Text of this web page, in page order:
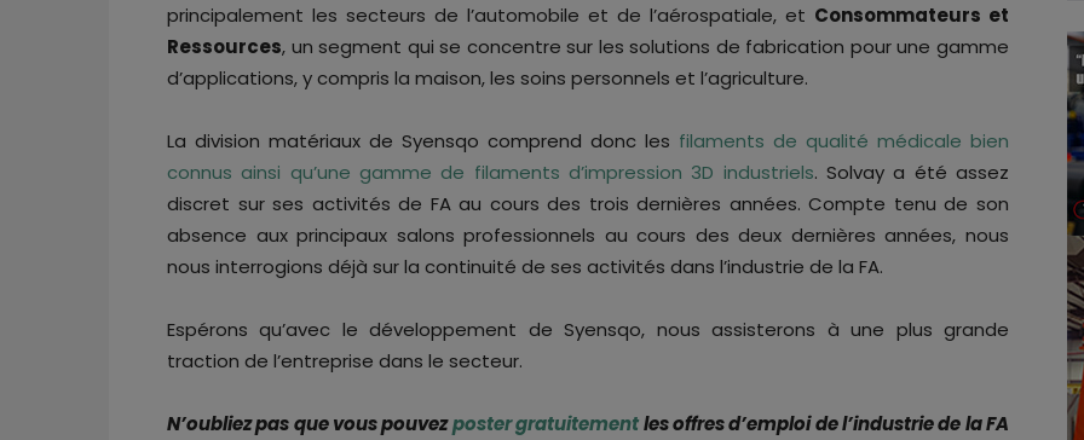
principalement les secteurs de l’automobile et de l’aérospatiale, et Consommateurs et
Ressources, un segment qui se concentre sur les solutions de fabrication pour une gamme
d’applications, y compris la maison, les soins personnels et l’agriculture.
La division matériaux de Syensqo comprend donc les filaments de qualité médicale bien
connus ainsi qu’une gamme de filaments d’impression 3D industriels. Solvay a été assez
discret sur ses activités de FA au cours des trois dernières années. Compte tenu de son
absence aux principaux salons professionnels au cours des deux dernières années, nous
nous interrogions déjà sur la continuité de ses activités dans l’industrie de la FA.
Espérons qu’avec le développement de Syensqo, nous assisterons à une plus grande
traction de l’entreprise dans le secteur.
N’oubliez pas que vous pouvezposter gratuitementles offres d’emploi de l’industrie de la FA